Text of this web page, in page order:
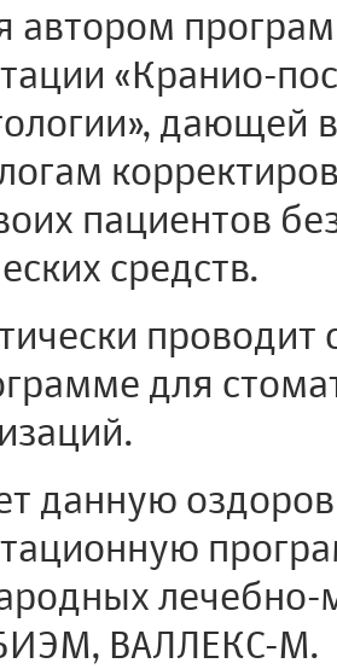
автором
«Кранио-
дающей
пациентов
средств.
для
данную
лечебно-
ВАЛЛЕКС-М.